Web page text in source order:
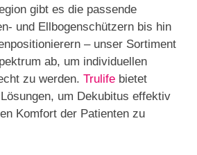
gibt es die passende
und Ellbogenschützern bis hin
– unser Sortiment
ab, um individuellen
zu werden.Trulife bietet
um Dekubitus effektiv
Komfort der Patienten zu